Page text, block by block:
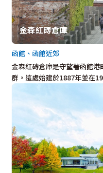
金森紅磚倉庫
金森紅磚倉庫是守望著函館
群。這處始建於1887年並在
函館、函館近郊